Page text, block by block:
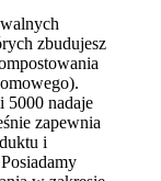
zbudujesz
5000 nadaje
zapewnia
i